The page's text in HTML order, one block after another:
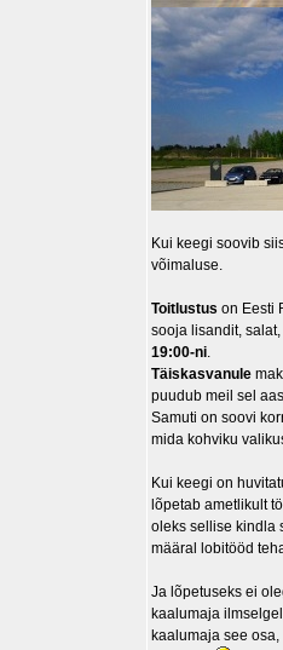
Kui keegi soovib
võimaluse.
Toitlustus on Eesti
sooja lisandit,
19:00-ni.
Täiskasvanule
puudub meil sel
Samuti on soovi
mida kohviku
Kui keegi on
lõpetab ametlikult
oleks sellise kindla
määral lobitööd
Ja lõpetuseks ei
kaalumaja
kaalumaja see